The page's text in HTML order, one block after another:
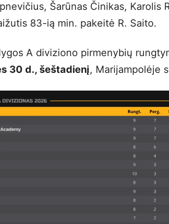
Šarūnas Činikas, Karolis
83-ią min. pakeitė R. Saito.
A diviziono pirmenybių
30 d., šeštadienį, Marijampolėje